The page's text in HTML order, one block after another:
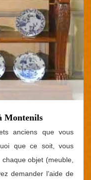
Montenils
anciens que vous
que ce soit, vous
objet (meuble,
demander l’aide de